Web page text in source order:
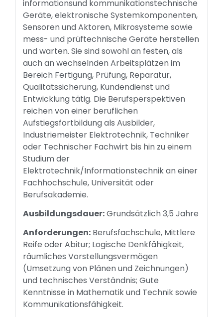
informationsund kommunikationstechnische
Geräte, elektronische Systemkomponenten,
Sensoren und Aktoren, Mikrosysteme sowie
mess- und prüftechnische Geräte herstellen
und warten. Sie sind sowohl an festen, als
auch an wechselnden Arbeitsplätzen im
Bereich Fertigung, Prüfung, Reparatur,
Qualitätssicherung, Kundendienst und
Entwicklung tätig. Die Berufsperspektiven
reichen von einer beruflichen
Aufstiegsfortbildung als Ausbilder,
Industriemeister Elektrotechnik, Techniker
oder Technischer Fachwirt bis hin zu einem
Studium der
Elektrotechnik/Informationstechnik an einer
Fachhochschule, Universität oder
Berufsakademie.
Ausbildungsdauer:Grundsätzlich 3,5 Jahre
Anforderungen: Berufsfachschule, Mittlere
Reife oder Abitur; Logische Denkfähigkeit,
räumliches Vorstellungsvermögen
(Umsetzung von Plänen und Zeichnungen)
und technisches Verständnis; Gute
Kenntnisse in Mathematik und Technik sowie
Kommunikationsfähigkeit.